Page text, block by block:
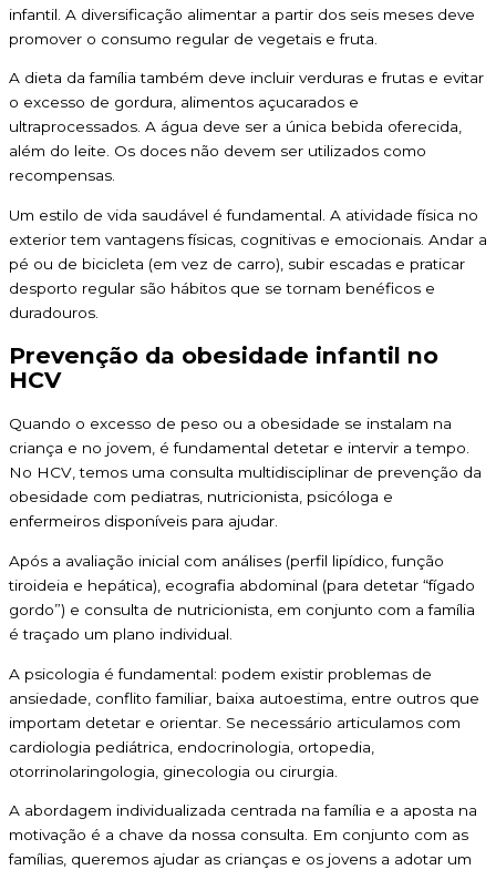
infantil. A diversificação alimentar a partir dos seis meses deve
promover o consumo regular de vegetais e fruta.
A dieta da família também deve incluir verduras e frutas e evitar
o excesso de gordura, alimentos açucarados e
ultraprocessados. A água deve ser a única bebida oferecida,
além do leite. Os doces não devem ser utilizados como
recompensas.
Um estilo de vida saudável é fundamental. A atividade física no
exterior tem vantagens físicas, cognitivas e emocionais. Andar a
pé ou de bicicleta (em vez de carro), subir escadas e praticar
desporto regular são hábitos que se tornam benéficos e
duradouros.
Prevenção da obesidade infantil no
HCV
Quando o excesso de peso ou a obesidade se instalam na
criança e no jovem, é fundamental detetar e intervir a tempo.
No HCV, temos uma consulta multidisciplinar de prevenção da
obesidade com pediatras, nutricionista, psicóloga e
enfermeiros disponíveis para ajudar.
Após a avaliação inicial com análises (perfil lipídico, função
tiroideia e hepática), ecografia abdominal (para detetar “fígado
gordo”) e consulta de nutricionista, em conjunto com a família
é traçado um plano individual.
A psicologia é fundamental: podem existir problemas de
ansiedade, conflito familiar, baixa autoestima, entre outros que
importam detetar e orientar. Se necessário articulamos com
cardiologia pediátrica, endocrinologia, ortopedia,
otorrinolaringologia, ginecologia ou cirurgia.
A abordagem individualizada centrada na família e a aposta na
motivação é a chave da nossa consulta. Em conjunto com as
famílias, queremos ajudar as crianças e os jovens a adotar um